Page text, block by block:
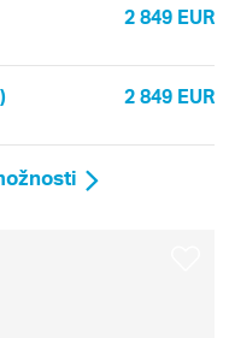
2 849 EUR
2 849 EUR